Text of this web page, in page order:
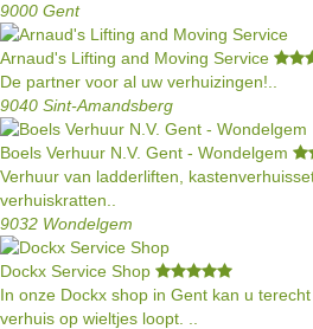
9000 Gent
Arnaud's Lifting and Moving Service
De partner voor al uw verhuizingen!..
9040 Sint-Amandsberg
Boels Verhuur N.V. Gent - Wondelgem
Verhuur van ladderliften,
verhuiskratten..
9032 Wondelgem
Dockx Service Shop
In onze Dockx shop in Gent kan u
verhuis op wieltjes loopt. ..